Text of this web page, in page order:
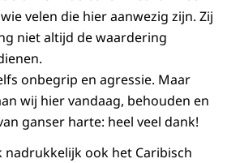
velen die hier aanwezig zijn. Zij
niet altijd de waardering
onbegrip en agressie. Maar
wij hier vandaag, behouden en
ganser harte: heel veel dank!
ook het Caribisch